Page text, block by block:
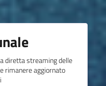
diretta streaming delle
rimanere aggiornato